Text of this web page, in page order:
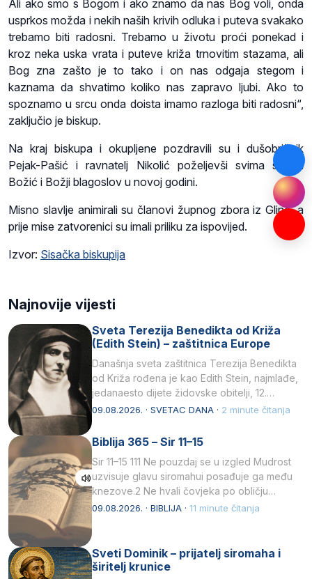
Ali ako smo s Bogom i ako znamo da nas Bog voli, onda
usprkos možda i nekih naših krivih odluka i puteva svakako
trebamo biti radosni. Trebamo u životu proći ponekad i
kroz neka uska vrata i puteve križa trnovitim stazama, ali
Bog zna zašto je to tako i on nas odgaja stegom i
kaznama da shvatimo koliko nas zapravo ljubi. Ako to
spoznamo u srcu onda doista imamo razloga biti radosni“,
zaključio je biskup.
Na kraj biskupa i okupljene pozdravili su i dušobrižnik
Pejak-Pašić i ravnatelj Nikolić poželjevši svima sretan
Božić i Božji blagoslov u novoj godini.
Misno slavlje animirali su članovi župnog zbora iz Gline, a
prije mise zatvorenici su imali priliku za ispovijed.
Izvor: Sisačka biskupija
Najnovije vijesti
Sveta Terezija Benedikta od Križa
(Edith Stein) – zaštitnica Europe
Današnja sveta zaštitnica Terezija Benedikta
od Križa rođena je kao Edith Stein, najmlađe,
jedanaesto dijete židovske obitelji, 12.
listopada 1891, u Wrocławu…
09.08.2026. · SVETAC DANA · 2 minute čitanja
Biblija 365 – Sir 11–15
Sir 11–15 111 Ne pouzdaj se u izgled Mudrost
uzvisuje glavu siromahui posađuje ga među
knezove.2 Ne hvali čovjeka po obličju
njegovui…
09.08.2026. · BIBLIJA · 11 minute čitanja
Sveti Dominik – prijatelj siromaha i
širitelj krunice